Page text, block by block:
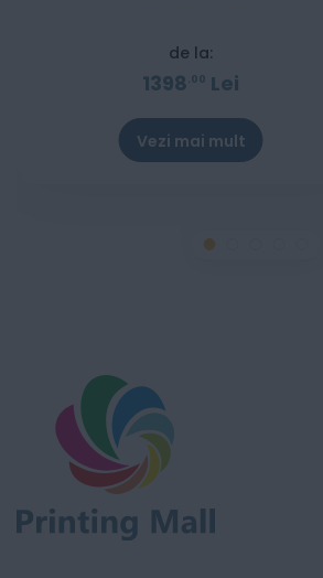
de la:
1398 00 Lei
Vezi mai mult